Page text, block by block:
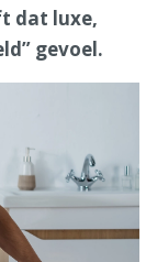
dat luxe,
gevoel.